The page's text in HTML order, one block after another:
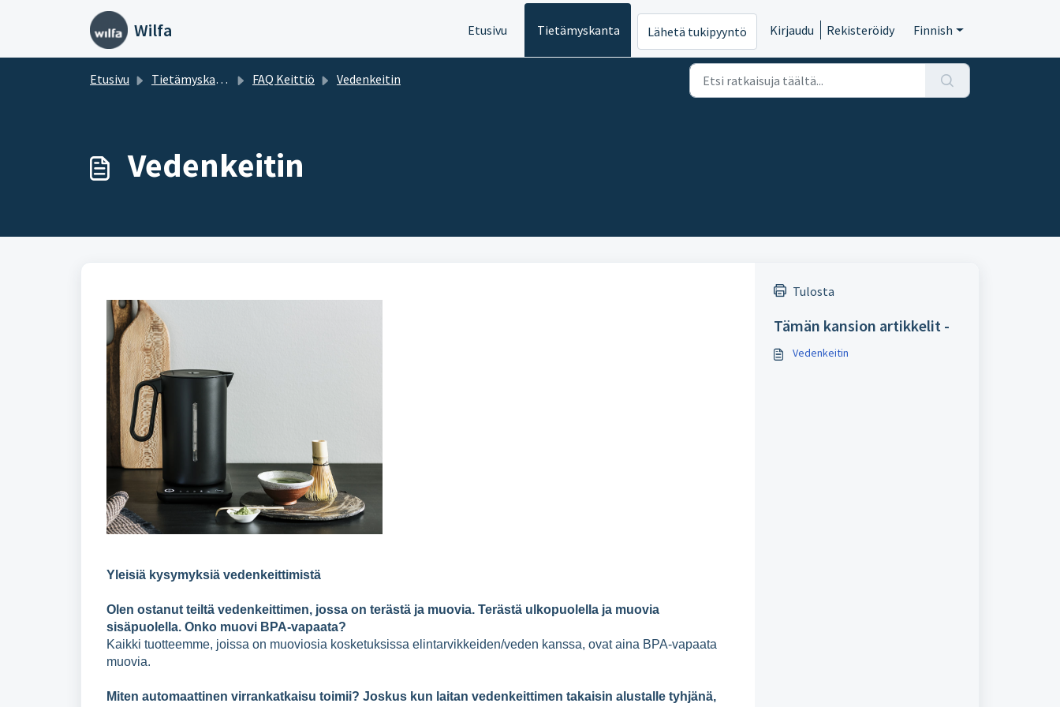
Siirry pääsisältöön
Wilfa Etusivu Tietämyskanta Lähetä tukipyyntö Kirjaudu Rekisteröidy Finnish
Etusivu Tietämyskanta FAQ Keittiö Vedenkeitin
Vedenkeitin
Yleisiä kysymyksiä vedenkeittimistä
Olen ostanut teiltä vedenkeittimen, jossa on terästä ja muovia. Terästä ulkopuolella ja muovia
sisäpuolella. Onko muovi BPA-vapaata?
Kaikki tuotteemme, joissa on muoviosia kosketuksissa elintarvikkeiden/veden kanssa, ovat aina BPA-vapaata
muovia.
Miten automaattinen virrankatkaisu toimii? Joskus kun laitan vedenkeittimen takaisin alustalle tyhjänä,
Tulosta
Tämän kansion artikkelit -
Vedenkeitin